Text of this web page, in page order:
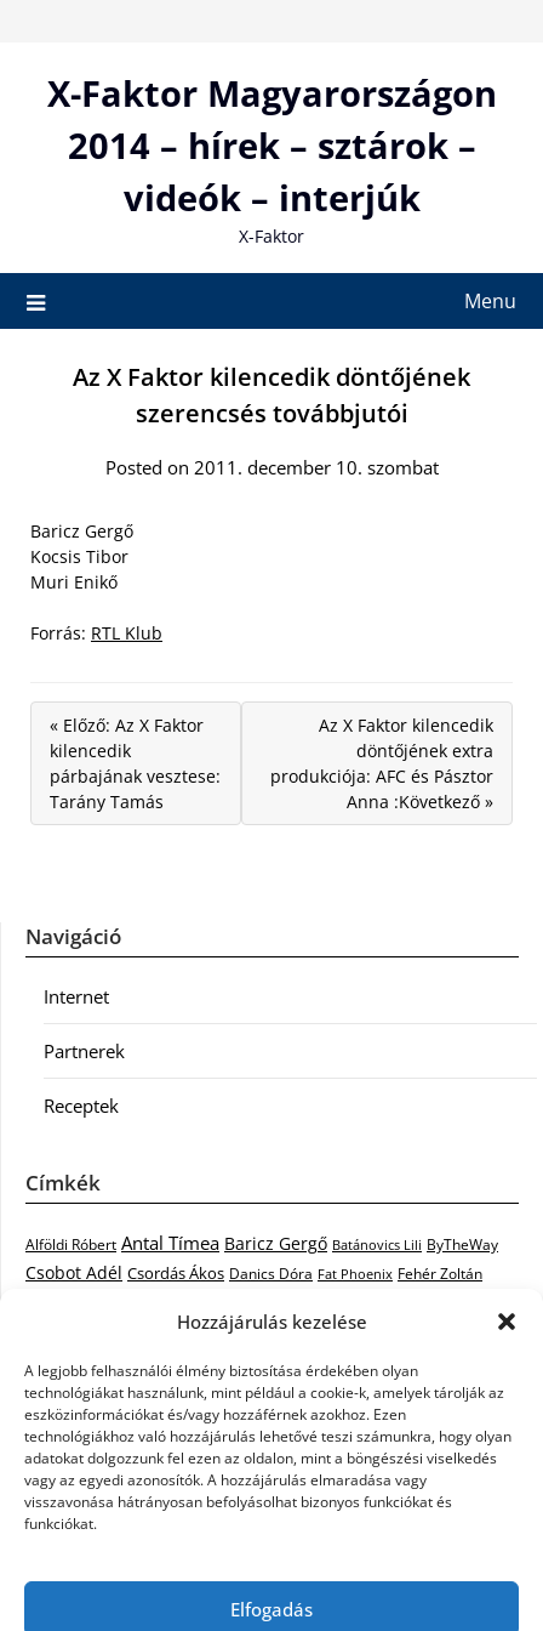
Hozzájárulás kezelése
A legjobb felhasználói élmény biztosítása érdekében olyan
technológiákat használunk, mint például a cookie-k, amelyek tárolják az
eszközinformációkat és/vagy hozzáférnek azokhoz. Ezen
technológiákhoz való hozzájárulás lehetővé teszi számunkra, hogy olyan
adatokat dolgozzunk fel ezen az oldalon, mint a böngészési viselkedés
vagy az egyedi azonosítók. A hozzájárulás elmaradása vagy
visszavonása hátrányosan befolyásolhat bizonyos funkciókat és
funkciókat.
Elfogadás
contentX-Faktor Magyarországon
2014 – hírek – sztárok –
videók – interjúk
X-Faktor
Menu
Az X Faktor kilencedik döntőjének
szerencsés továbbjutói
Posted on 2011. december 10. szombat
Baricz Gergő
Kocsis Tibor
Muri Enikő
Forrás: RTL Klub
« Előző: Az X Faktor
kilencedik
párbajának vesztese:
Tarány Tamás
Az X Faktor kilencedik
döntőjének extra
produkciója: AFC és Pásztor
Anna :Következő »
Navigáció
Internet
Partnerek
Receptek
Címkék
Alföldi Róbert Antal Tímea Baricz Gergő Batánovics Lili ByTheWay
Csobot Adél Csordás Ákos Danics Dóra Fat Phoenix Fehér Zoltán
Kovács László Stone
Krasznai Tünde Like LiL C. Malek Miklós mentor Muri Enikő
Nagy Feró Oláh Gergő Péterffy Lili Rocktenors RTL Klub
Cowell Szabó Dávid Szabó Ádám Szikora Róbert Takács Nikolas
Tarány Tamás Tóth Gabi Vastag Csaba Vastag Tamás
Kati X-factor X-FaktorX-Faktor videók
X-Faktor válogatásx faktor döntő Zámbó